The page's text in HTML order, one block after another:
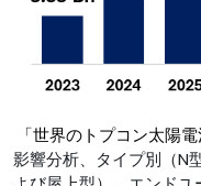
「世界のトプコン太陽
影響分析、タイプ別（N